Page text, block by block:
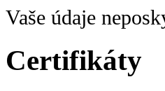
Vaše údaje
Certifikáty